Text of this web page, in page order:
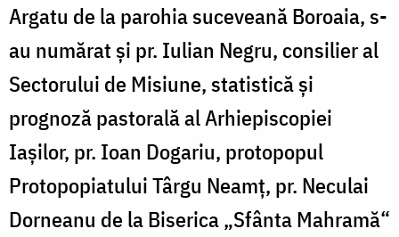
Argatu de la parohia suceveană Boroaia, s-
au numărat și pr. Iulian Negru, consilier al
Sectorului de Misiune, statistică şi
prognoză pastorală al Arhiepiscopiei
Iaşilor, pr. Ioan Dogariu, protopopul
Protopopiatului Târgu Neamţ, pr. Neculai
Dorneanu de la Biserica „Sfânta Mahramă“